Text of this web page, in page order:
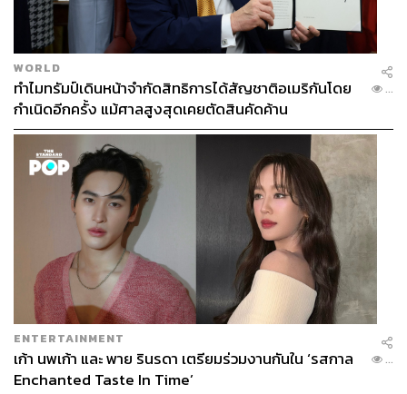
WORLD
ทำไมทรัมป์เดินหน้าจำกัดสิทธิการได้สัญชาติอเมริกันโดย
กำเนิดอีกครั้ง แม้ศาลสูงสุดเคยตัดสินคัดค้าน
...
ENTERTAINMENT
เก้า นพเก้า และ พาย รินรดา เตรียมร่วมงานกันใน ‘รสกาล
Enchanted Taste In Time’
...